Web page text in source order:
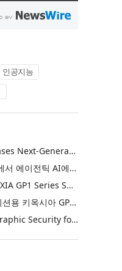
인공지능
Silicon Motion Showcases Next-Generation Storage Solutions for Agentic AI Applications at FMS 2026
실리콘모션, FMS 2026에서 에이전틱 AI에 활용하기 위한 차세대 스토리지 솔루션 공개
Kioxia Announces KIOXIA GP1 Series Super High IOPS SSDs for AI Applications
키옥시아, AI 애플리케이션용 키옥시아 GP1 시리즈 슈퍼 하이 IOPS SSD 발표
Thales Builds Cryptographic Security for the Age of AI and Post-Quantum Computing